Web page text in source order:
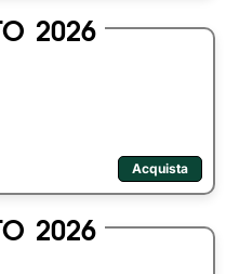
2026
Acquista
2026